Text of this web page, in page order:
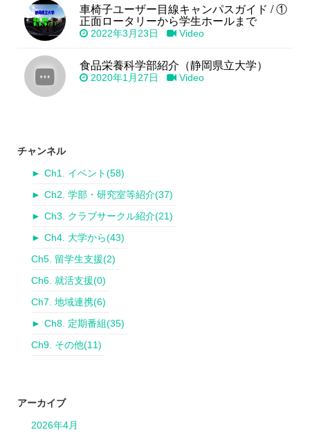
車椅子ユーザー目線キャンパスガイド / ①
正面ロータリーから学生ホールまで
2022年3月23日 Video
食品栄養科学部紹介（静岡県立大学）
2020年1月27日 Video
チャンネル
► Ch1. イベント(58)
► Ch2. 学部・研究室等紹介(37)
► Ch3. クラブサークル紹介(21)
► Ch4. 大学から(43)
Ch5. 留学生支援(2)
Ch6. 就活支援(0)
Ch7. 地域連携(6)
► Ch8. 定期番組(35)
Ch9. その他(11)
アーカイブ
2026年4月